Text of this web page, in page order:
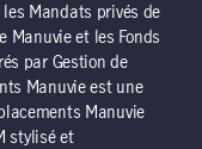
les Mandats privés de
Manuvie et les Fonds
par Gestion de
Manuvie est une
Manuvie
stylisé et